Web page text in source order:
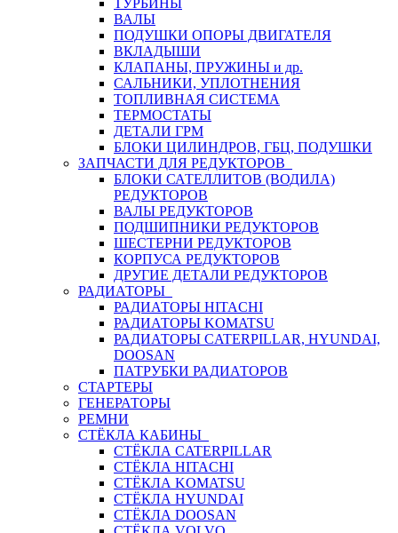
ТУРБИНЫ
ВАЛЫ
ПОДУШКИ ОПОРЫ ДВИГАТЕЛЯ
ВКЛАДЫШИ
КЛАПАНЫ, ПРУЖИНЫ и др.
САЛЬНИКИ, УПЛОТНЕНИЯ
ТОПЛИВНАЯ СИСТЕМА
ТЕРМОСТАТЫ
ДЕТАЛИ ГРМ
БЛОКИ ЦИЛИНДРОВ, ГБЦ, ПОДУШКИ
ЗАПЧАСТИ ДЛЯ РЕДУКТОРОВ
БЛОКИ САТЕЛЛИТОВ (ВОДИЛА)
РЕДУКТОРОВ
ВАЛЫ РЕДУКТОРОВ
ПОДШИПНИКИ РЕДУКТОРОВ
ШЕСТЕРНИ РЕДУКТОРОВ
КОРПУСА РЕДУКТОРОВ
ДРУГИЕ ДЕТАЛИ РЕДУКТОРОВ
РАДИАТОРЫ
РАДИАТОРЫ HITACHI
РАДИАТОРЫ KOMATSU
РАДИАТОРЫ CATERPILLAR, HYUNDAI,
DOOSAN
ПАТРУБКИ РАДИАТОРОВ
СТАРТЕРЫ
ГЕНЕРАТОРЫ
РЕМНИ
СТЁКЛА КАБИНЫ
СТЁКЛА CATERPILLAR
СТЁКЛА HITACHI
СТЁКЛА KOMATSU
СТЁКЛА HYUNDAI
СТЁКЛА DOOSAN